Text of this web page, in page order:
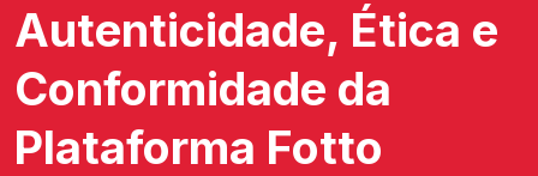
Autenticidade, Ética e
Conformidade da
Plataforma Fotto